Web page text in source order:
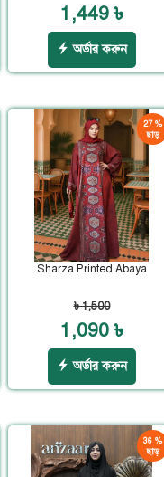
1,449 ৳
অর্ডার করুন
27 %
ছাড়
Sharza Printed Abaya
৳ 1,500
1,090 ৳
অর্ডার করুন
36 %
ছাড়